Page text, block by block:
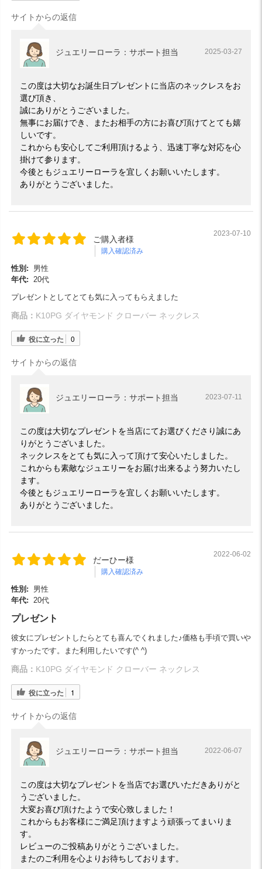
サイトからの返信
ジュエリーローラ：サポート担当 2025-03-27
この度は大切なお誕生日プレゼントに当店のネックレスをお
選び頂き、
誠にありがとうございました。
無事にお届けでき、またお相手の方にお喜び頂けてとても嬉
しいです。
これからも安心してご利用頂けるよう、迅速丁寧な対応を心
掛けて参ります。
今後ともジュエリーローラを宜しくお願いいたします。
ありがとうございました。
ご購入者様
購入確認済み
2023-07-10
性別:
男性
年代: 20代
プレゼントとしてとても気に入ってもらえました
商品： K10PG ダイヤモンド クローバー ネックレス
役に立った 0
サイトからの返信
ジュエリーローラ：サポート担当 2023-07-11
この度は大切なプレゼントを当店にてお選びくださり誠にあ
りがとうございました。
ネックレスをとても気に入って頂けて安心いたしました。
これからも素敵なジュエリーをお届け出来るよう努力いたし
ます。
今後ともジュエリーローラを宜しくお願いいたします。
ありがとうございました。
だーひー様
購入確認済み
2022-06-02
性別:
男性
年代: 20代
プレゼント
彼女にプレゼントしたらとても喜んでくれました♪価格も手頃で買いや
すかったです。また利用したいです(^ ^)
商品： K10PG ダイヤモンド クローバー ネックレス
役に立った 1
サイトからの返信
ジュエリーローラ：サポート担当 2022-06-07
この度は大切なプレゼントを当店でお選びいただきありがと
うございました。
大変お喜び頂けたようで安心致しました！
これからもお客様にご満足頂けますよう頑張ってまいりま
す。
レビューのご投稿ありがとうございました。
またのご利用を心よりお待ちしております。